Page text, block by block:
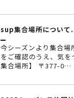
sup集合場所について
今シーズンより集合
をご確認のうえ、気
集合場所】 〒377-0…